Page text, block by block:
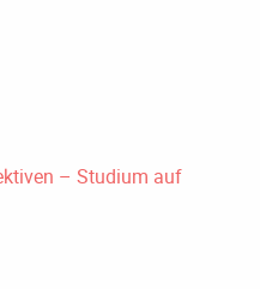
– Studium auf